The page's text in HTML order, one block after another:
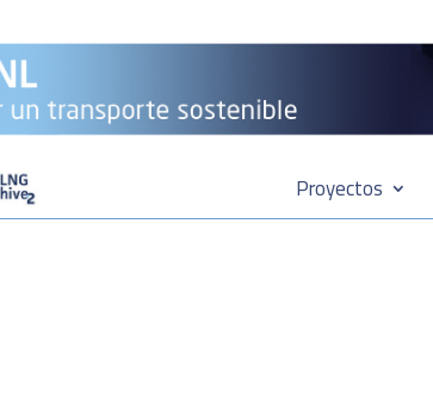
Proyectos